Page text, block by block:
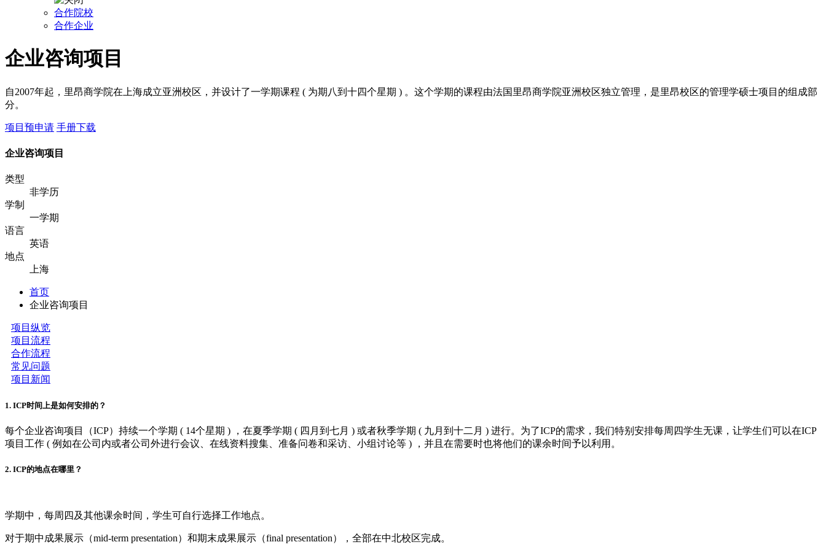
合作院校
合作企业
企业咨询项目
自2007年起，里昂商学院在上海成立亚洲校区，并设计了一学期课程 ( 为期八到十四个星期 ) 。这个学期的课程由法国里昂商学院亚洲校区独立管理，是里昂校区的管理学硕士项目的组成部
分。
项目预申请 手册下载
企业咨询项目
类型
非学历
学制
一学期
语言
英语
地点
上海
首页
企业咨询项目
项目纵览
项目流程
合作流程
常见问题
项目新闻
1. ICP时间上是如何安排的？
每个企业咨询项目（ICP）持续一个学期 ( 14个星期 ) ，在夏季学期 ( 四月到七月 ) 或者秋季学期 ( 九月到十二月 ) 进行。为了ICP的需求，我们特别安排每周四学生无课，让学生们可以在ICP
项目工作 ( 例如在公司内或者公司外进行会议、在线资料搜集、准备问卷和采访、小组讨论等 ) ，并且在需要时也将他们的课余时间予以利用。
2. ICP的地点在哪里？
学期中，每周四及其他课余时间，学生可自行选择工作地点。
对于期中成果展示（mid-term presentation）和期末成果展示（final presentation），全部在中北校区完成。